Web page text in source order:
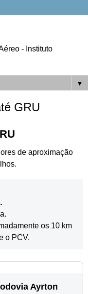
- Instituto
▼
GRU
de aproximação
os 10 km
o PCV.
Ayrton